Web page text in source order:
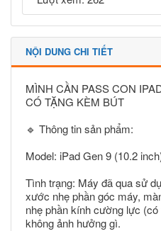
NỘI DUNG CHI TIẾT
MÌNH CẦN PASS CON
CÓ TẶNG KÈM BÚT
🔹 Thông tin sản phẩm:
Model: iPad Gen 9 (10.2
Tình trạng: Máy đã qua sử
xước nhẹ phần góc máy,
nhẹ phần kính cường lực
không ảnh hưởng gì.